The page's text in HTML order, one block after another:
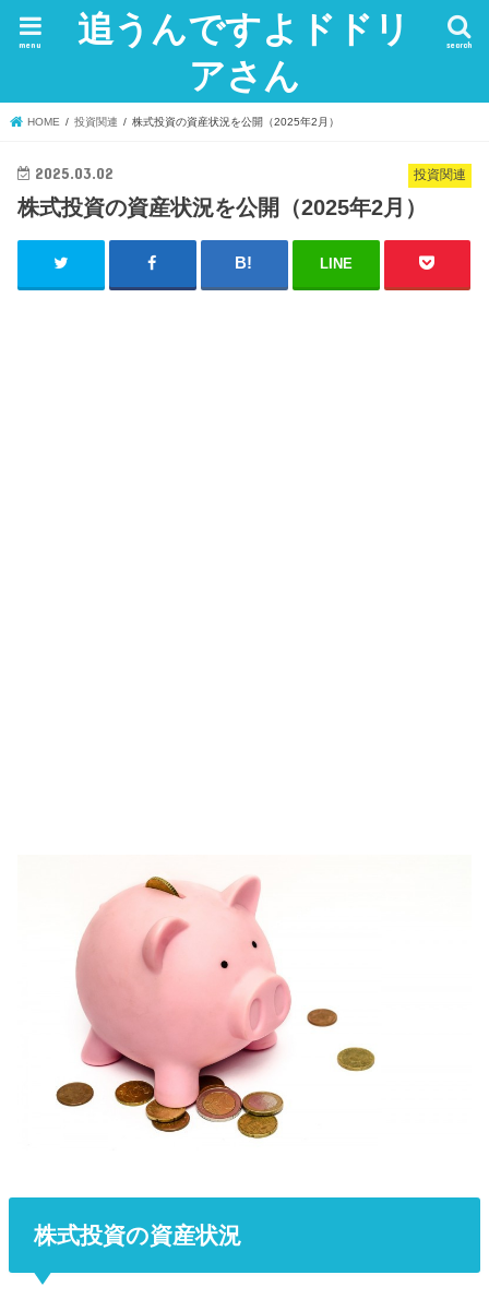
追うんですよドドリ
アさん
search
menu
HOME 投資関連 株式投資の資産状況を公開（2025年2月）
投資関連
2025.03.02
株式投資の資産状況を公開（2025年2月）
LINE
株式投資の資産状況